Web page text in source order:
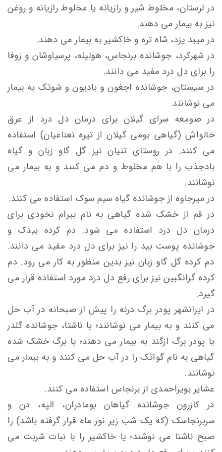
در لرستان، مخلوط شیر و رازیانه یا مخلوط رازیانه و روغن
نیز به بیمار می دهند.
در میبد یزد، شاه تره و خاکشیر به بیمار می دهند.
در شهرکرد، جوشانده برنجاس، هولیله، پرسیاوشان و زوفا
را برای دل درد مفید می دانند.
در سیستان، جوشانده اجغون و بادیون و شوتک به بیمار
می نوشانند.
در صومعه سرای گیلان برای درمان دل درد از عرق
خالواش (گیاهی بومی گیلان از تیره نعناعیان) استفاده
می کنند. در روستای تنیان نیز گل گاو زبان و گیاه
بادجذب را با هم مخلوط و دم می کنند و به بیمار می
نوشانند.
در میرجاوه از جوشانده گیاه سیم سوک استفاده می کنند.
در قم از خشک شده گیاهی به نام بیرام نخودی برای
درمان دل درد استفاده می شود. دم کرده بیدک و
جوشانده پوست بید را نیز برای دل درد مفید می دانند.
دم کرده گل گاو زبان نیز بدین منظور به کار می رود. دم
کرده گزانگبین نیز برای رفع دل درد مورد استفاده قرار می
گیرد.
در ایرانشهر پودر برگ درنه را پیش از صبحانه در آب حل
می کنند و به بیمار می نوشانند؛ یا ناشتا، جوشانده گلدر
یا پودر برگ ازگند به بیمار می دهند؛ یا برگ خشک شده
گیاهی به نام گواتک را در آب حل می کنند و به بیمار می
نوشانند.
عشایر بویراحمدی از برنجاس استفاده می کنند.
در کازرون جوشانده گیاهان بومادران، الپه، دن و
سربرنجاسک (که یک شب زیر نور ماه قرار گرفته باشد) را
صبح ناشتا می نوشند؛ یا خاکشیر را با نبات شربت می